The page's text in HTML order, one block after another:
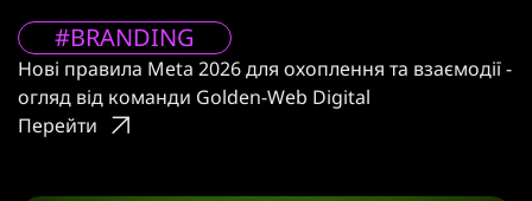
#BRANDING
Нові правила Meta 2026 для охоплення та взаємодії -
огляд від команди Golden-Web Digital
Перейти